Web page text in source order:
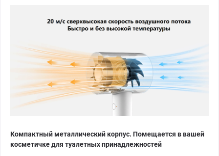
Компактный металлический корпус. Помещается в вашей
косметичке для туалетных принадлежностей